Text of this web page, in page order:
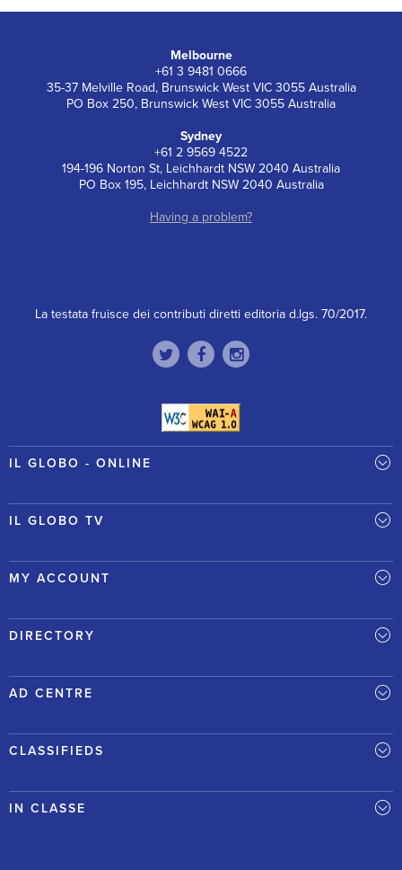
Melbourne
+61 3 9481 0666
35-37 Melville Road, Brunswick West VIC 3055 Australia
PO Box 250, Brunswick West VIC 3055 Australia
Sydney
+61 2 9569 4522
194-196 Norton St, Leichhardt NSW 2040 Australia
PO Box 195, Leichhardt NSW 2040 Australia
Having a problem?
La testata fruisce dei contributi diretti editoria d.lgs. 70/2017.
IL GLOBO - ONLINE
IL GLOBO TV
MY ACCOUNT
DIRECTORY
AD CENTRE
CLASSIFIEDS
IN CLASSE